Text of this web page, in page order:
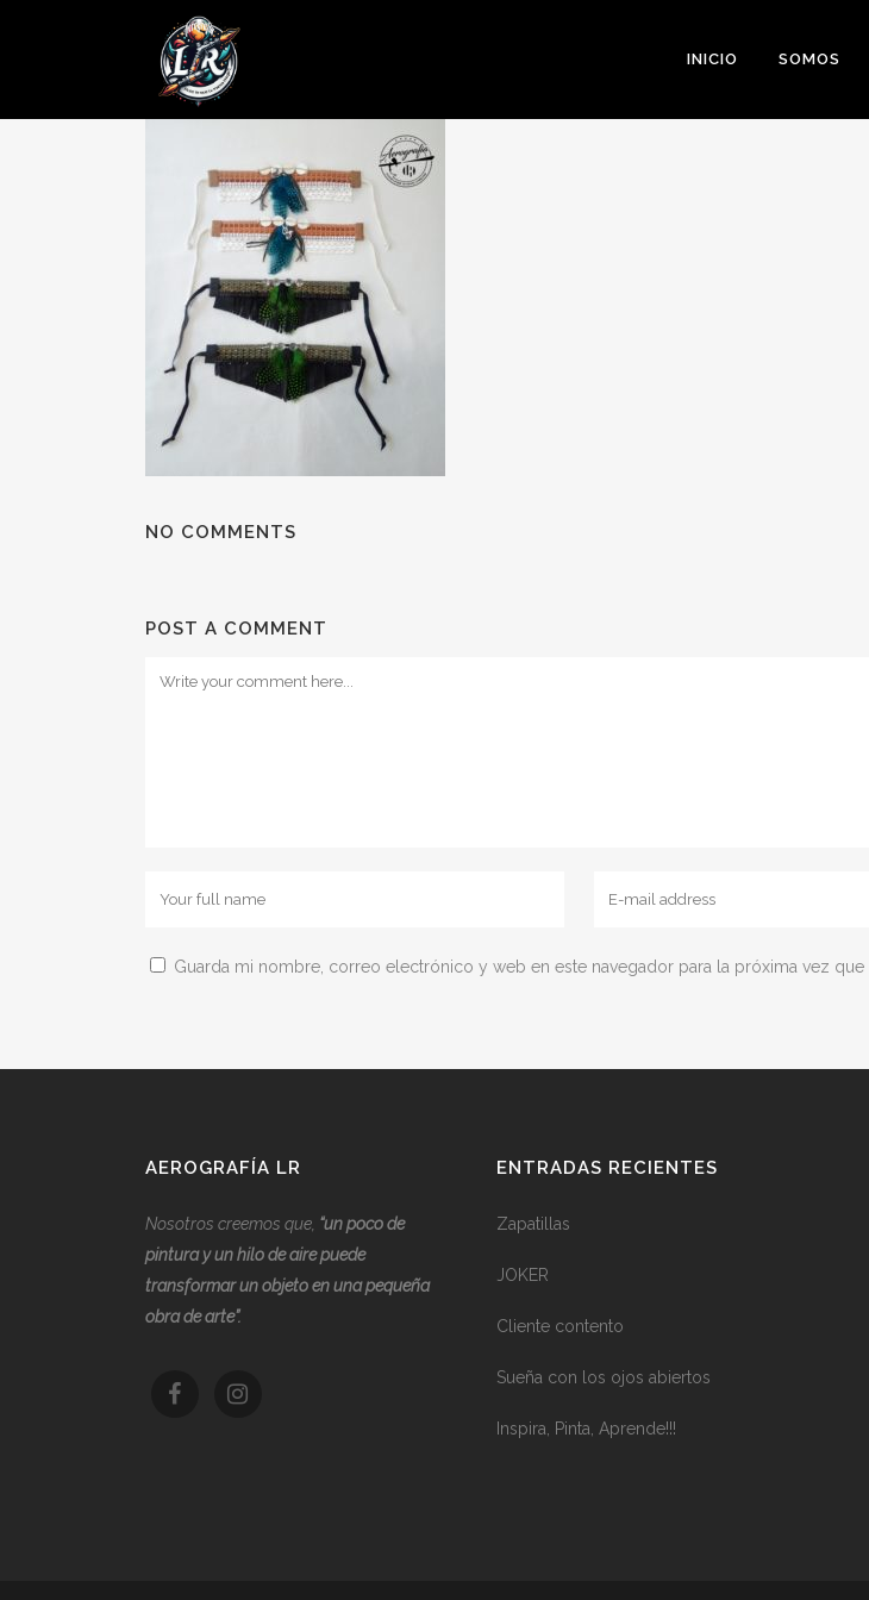
INICIO SOMOS
11 FEB
Posted at 19:01h
NO COMMENTS
POST A COMMENT
Guarda mi nombre, correo electrónico y web en este navegador para la próxima vez que
AEROGRAFÍA LR
Nosotros creemos que, “un poco de
pintura y un hilo de aire puede
transformar un objeto en una pequeña
obra de arte”.
ENTRADAS RECIENTES
Zapatillas
JOKER
Cliente contento
Sueña con los ojos abiertos
Inspira, Pinta, Aprende!!!